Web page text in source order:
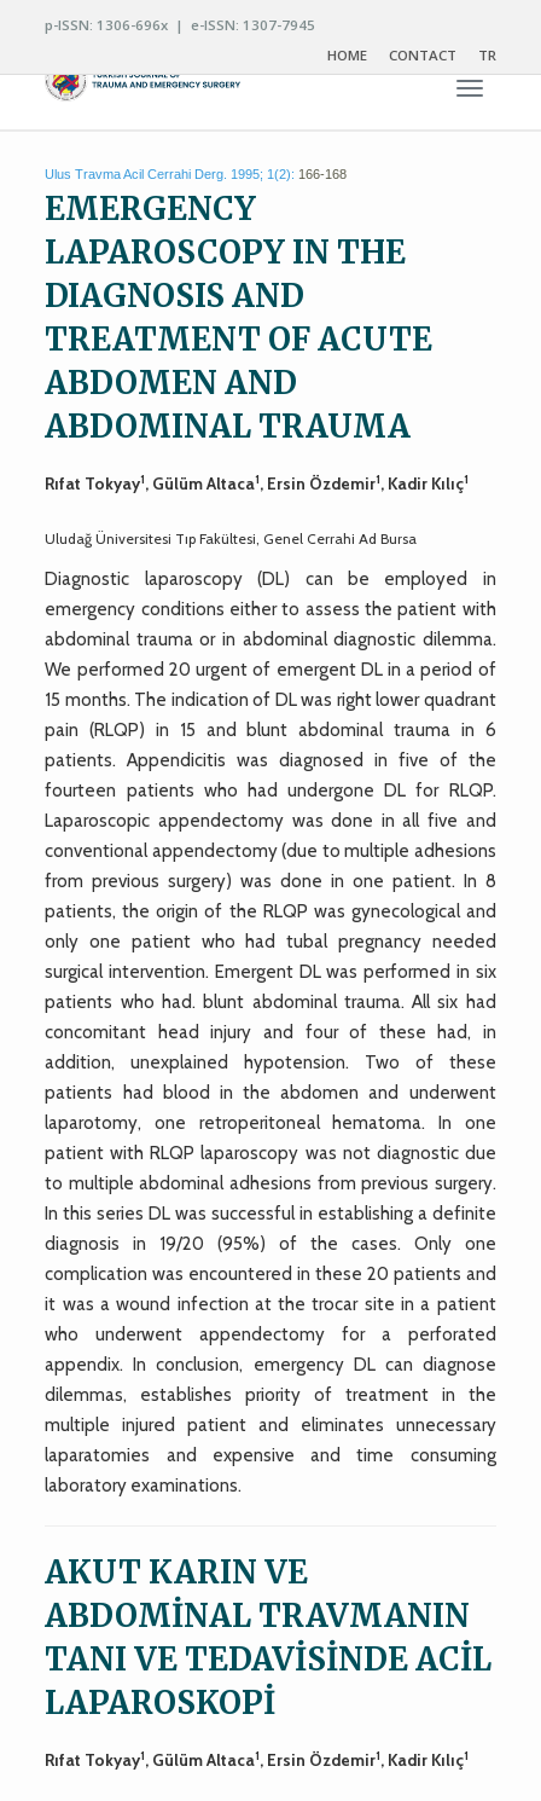
p-ISSN: 1306-696x | e-ISSN: 1307-7945
HOME
CONTACT TR
Toggle
Ulus Travma Acil Cerrahi Derg. 1995; 1(2): 166-168
EMERGENCY
LAPAROSCOPY IN THE
DIAGNOSIS AND
TREATMENT OF ACUTE
ABDOMEN AND
ABDOMINAL TRAUMA
Rıfat Tokyay1, Gülüm Altaca1, Ersin Özdemir1, Kadir Kılıç1
Uludağ Üniversitesi Tıp Fakültesi, Genel Cerrahi Ad Bursa
Diagnostic laparoscopy (DL) can be employed in
emergency conditions either to assess the patient with
abdominal trauma or in abdominal diagnostic dilemma.
We performed 20 urgent of emergent DL in a period of
15 months. The indication of DL was right lower quadrant
pain (RLQP) in 15 and blunt abdominal trauma in 6
patients. Appendicitis was diagnosed in five of the
fourteen patients who had undergone DL for RLQP.
Laparoscopic appendectomy was done in all five and
conventional appendectomy (due to multiple adhesions
from previous surgery) was done in one patient. In 8
patients, the origin of the RLQP was gynecological and
only one patient who had tubal pregnancy needed
surgical intervention. Emergent DL was performed in six
patients who had. blunt abdominal trauma. All six had
concomitant head injury and four of these had, in
addition, unexplained hypotension. Two of these
patients had blood in the abdomen and underwent
laparotomy, one retroperitoneal hematoma. In one
patient with RLQP laparoscopy was not diagnostic due
to multiple abdominal adhesions from previous surgery.
In this series DL was successful in establishing a definite
diagnosis in 19/20 (95%) of the cases. Only one
complication was encountered in these 20 patients and
it was a wound infection at the trocar site in a patient
who underwent appendectomy for a perforated
appendix. In conclusion, emergency DL can diagnose
dilemmas, establishes priority of treatment in the
multiple injured patient and eliminates unnecessary
laparatomies and expensive and time consuming
laboratory examinations.
AKUT KARIN VE
ABDOMİNAL TRAVMANIN
TANI VE TEDAVİSİNDE ACİL
LAPAROSKOPİ
Rıfat Tokyay1, Gülüm Altaca1, Ersin Özdemir1, Kadir Kılıç1